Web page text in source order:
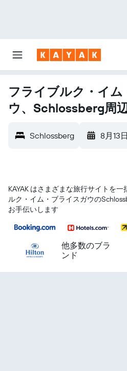
フライブルク・イ
ウ、Schlossberg周
Schlossberg 8月13
KAYAK はさまざまな旅行サイトを
ルク・イム・ブライスガウ​の
お手伝いします
他多数のブラ
ンド